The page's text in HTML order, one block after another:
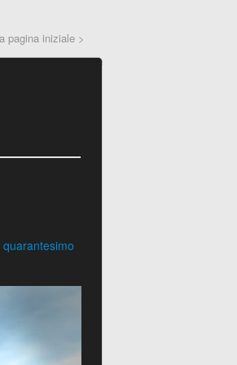
pagina iniziale >